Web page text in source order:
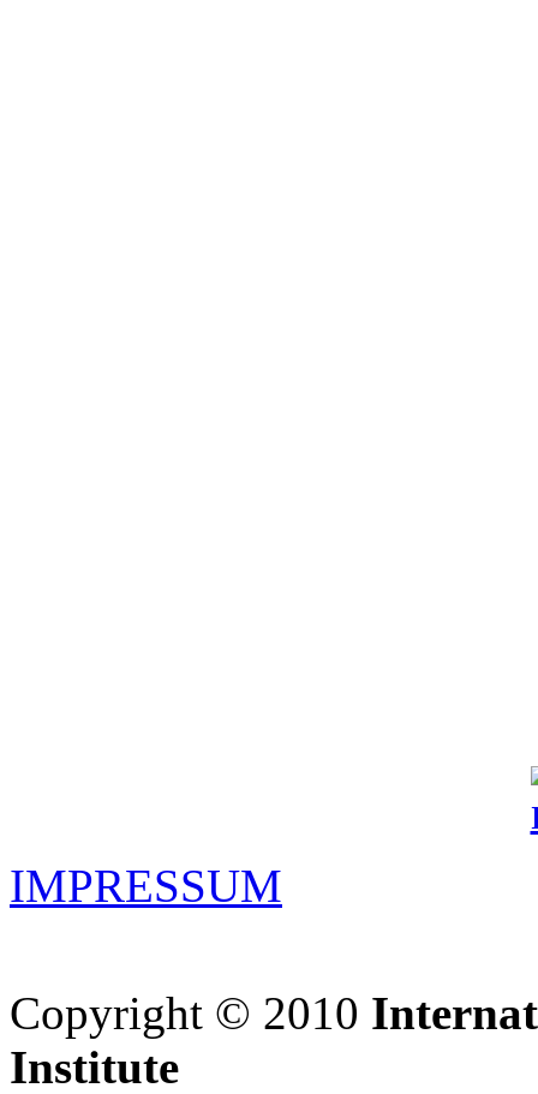
IMPRESSUM
Copyright © 2010
Institute